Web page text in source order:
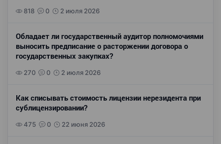
818 0 2 июля 2026
Обладает ли государственный аудитор полномочиями
выносить предписание о расторжении договора о
государственных закупках?
270 0 2 июля 2026
Как списывать стоимость лицензии нерезидента при
сублицензировании?
475 0 22 июня 2026